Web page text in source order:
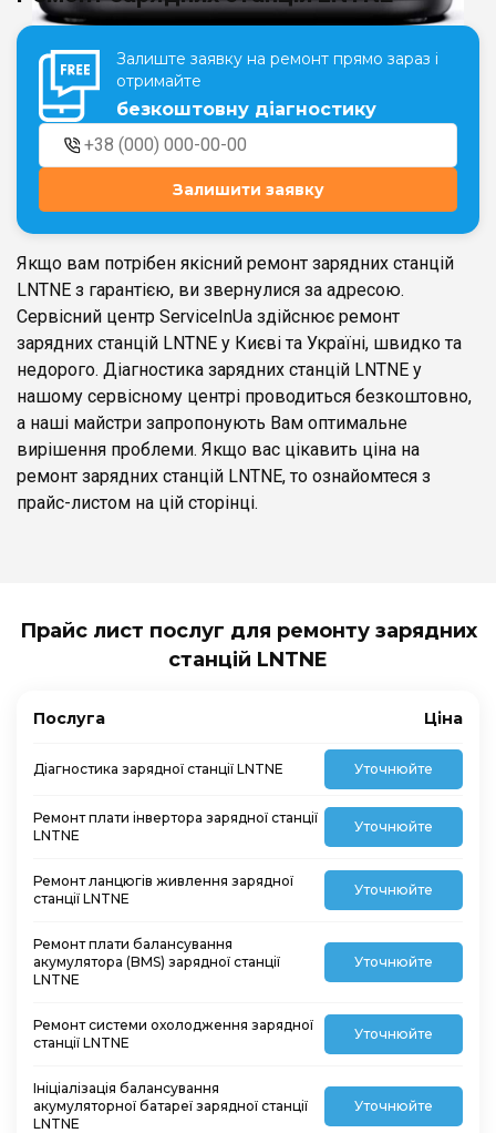
Театральна
м. Київ, вул. Хрещатик 44-A м. Київ, вул. Анни Ахматової, 30
Оболонь
м. Київ, ТЦ LAKE PLAZA, вул. Героїв
полку “Азов”, 12
Дарниця
м. Київ, Комфорт Таун, вул.
Березнева, 16, корпус 3
Залиште заявку на ремонт прямо зараз і
отримайте
безкоштовну діагностику
Залишити заявку
Якщо вам потрібен якісний ремонт зарядних станцій
LNTNE з гарантією, ви звернулися за адресою.
Сервісний центр ServiceInUa здійснює ремонт
зарядних станцій LNTNE у Києві та Україні, швидко та
недорого. Діагностика зарядних станцій LNTNE у
нашому сервісному центрі проводиться безкоштовно,
а наші майстри запропонують Вам оптимальне
вирішення проблеми. Якщо вас цікавить ціна на
ремонт зарядних станцій LNTNE, то ознайомтеся з
прайс-листом на цій сторінці.
Прайс лист послуг для ремонту зарядних
станцій LNTNE
Послуга Ціна
Діагностика зарядної станції LNTNE Уточнюйте
Ремонт плати інвертора зарядної станції
LNTNE
Уточнюйте
Ремонт ланцюгів живлення зарядної
станції LNTNE
Уточнюйте
Ремонт плати балансування
акумулятора (BMS) зарядної станції
LNTNE
Уточнюйте
Ремонт системи охолодження зарядної
станції LNTNE
Уточнюйте
Ініціалізація балансування
акумуляторної батареї зарядної станції
LNTNE
Уточнюйте